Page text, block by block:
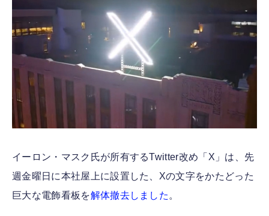
イーロン・マスク氏が所有するTwitter改め「X」は、先
週金曜日に本社屋上に設置した、Xの文字をかたどった
巨大な電飾看板を解体撤去しました 。